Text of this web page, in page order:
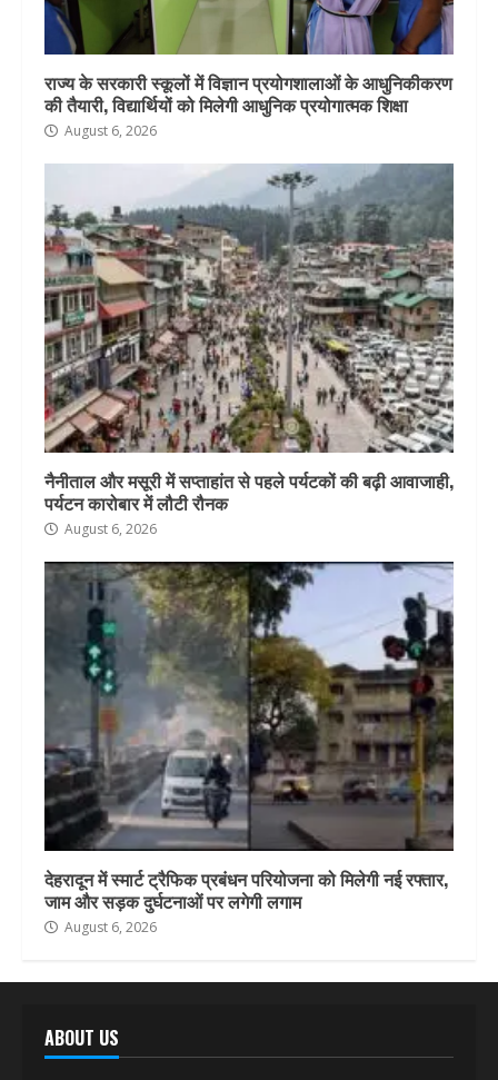
राज्य के सरकारी स्कूलों में विज्ञान प्रयोगशालाओं के आधुनिकीकरण
की तैयारी, विद्यार्थियों को मिलेगी आधुनिक प्रयोगात्मक शिक्षा
August 6, 2026
नैनीताल और मसूरी में सप्ताहांत से पहले पर्यटकों की बढ़ी आवाजाही,
पर्यटन कारोबार में लौटी रौनक
August 6, 2026
देहरादून में स्मार्ट ट्रैफिक प्रबंधन परियोजना को मिलेगी नई रफ्तार,
जाम और सड़क दुर्घटनाओं पर लगेगी लगाम
August 6, 2026
ABOUT US